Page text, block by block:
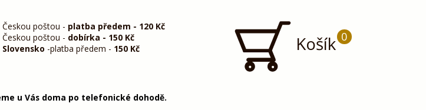
Českou poštou - platba předem - 120 Kč
Českou poštou - dobírka - 150 Kč
Slovensko -platba předem - 150 Kč Košík 0
u Vás doma po telefonické dohodě.